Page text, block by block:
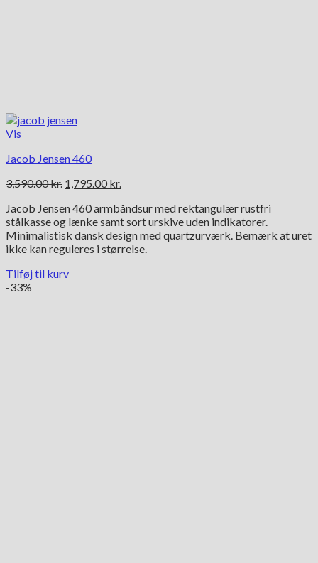
Vis
Jacob Jensen 460
3,590.00kr. Den
pris
var:
3,590.00 kr..
1,795.00 kr.
pris
er:
1,795.00 kr..
Jacob Jensen 460 armbåndsur med rektangulær rustfri
stålkasse og lænke samt sort urskive uden indikatorer.
Minimalistisk dansk design med quartzurværk. Bemærk at uret
ikke kan reguleres i størrelse.
Tilføj til kurv
-33%